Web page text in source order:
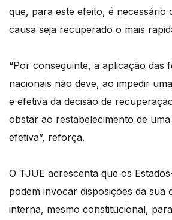
que, para este efeito, é necessário
causa seja recuperado o mais
“Por conseguinte, a aplicação das
nacionais não deve, ao impedir
e efetiva da decisão de
obstar ao restabelecimento de
efetiva”, reforça.
O TJUE acrescenta que os
podem invocar disposições da sua
interna, mesmo constitucional,